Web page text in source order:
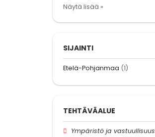
Näytä lisää »
SIJAINTI
Etelä-Pohjanmaa (1)
TEHTÄVÄALUE
Ympäristö ja vastuullisuus